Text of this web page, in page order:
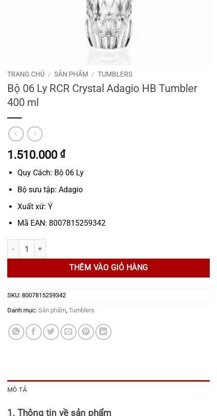
TRANG CHỦ / SẢN PHẨM / TUMBLERS
Bộ 06 Ly RCR Crystal Adagio HB Tumbler
400 ml
1.510.000 ₫
Quy Cách: Bộ 06 Ly
Bộ sưu tập: Adagio
Xuất xứ: Ý
Mã EAN: 8007815259342
Bộ 06 Ly RCR Crystal Adagio HB Tumbler 400 ml số lượng
THÊM VÀO GIỎ HÀNG
SKU: 8007815259342
Danh mục: Sản phẩm Tumblers
MÔ TẢ
1. Thông tin về sản phẩm